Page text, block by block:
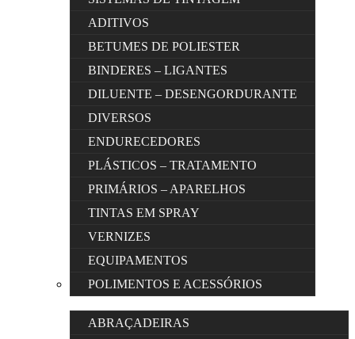
ADITIVOS
BETUMES DE POLIESTER
BINDERES – LIGANTES
DILUENTE – DESENGORDURANTE
DIVERSOS
ENDURECEDORES
PLÁSTICOS – TRATAMENTO
PRIMÁRIOS – APARELHOS
TINTAS EM SPRAY
VERNIZES
EQUIPAMENTOS
POLIMENTOS E ACESSÓRIOS
ABRAÇADEIRAS